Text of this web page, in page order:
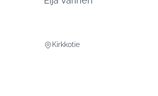
Kirkkotie